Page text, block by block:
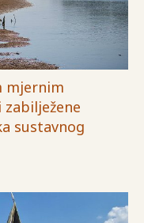
mjernim
sustavnog